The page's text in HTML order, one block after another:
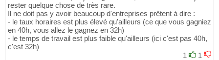
rester quelque chose de très rare.
Il ne doit pas y avoir beaucoup d'entreprises prêtent à dire :
- le taux horaires est plus élevé qu'ailleurs (ce que vous gagniez
en 40h, vous allez le gagnez en 32h)
- le temps de travail est plus faible qu'ailleurs (ici c'est pas 40h,
c'est 32h)
1
1